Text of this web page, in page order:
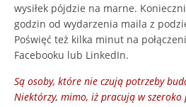
wysiłek pójdzie na marne.
godzin od wydarzenia maila z
Poświęć też kilka minut na
Facebooku lub LinkedIn.
Są osoby, które nie czują potrzeby
Niektórzy, mimo, iż pracują w